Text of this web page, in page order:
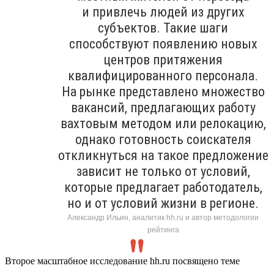
и привлечь людей из других
субъектов. Такие шаги
способствуют появлению новых
центров притяжения
квалифицированного персонала.
На рынке представлено множество
вакансий, предлагающих работу
вахтовым методом или релокацию,
однако готовность соискателя
откликнуться на такое предложение
зависит не только от условий,
которые предлагает работодатель,
но и от условий жизни в регионе.
Александр Ильин, аналитик hh.ru и автор методологии
рейтинга
Второе масштабное исследование hh.ru посвящено теме